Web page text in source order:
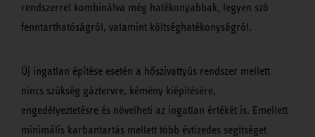
rendszerrel kombinálva még hatékonyabbak, legyen szó
fenntarthatóságról, valamint költséghatékonyságról.
Új ingatlan építése esetén a hőszivattyús rendszer mellett
nincs szükség gáztervre, kémény kiépítésére,
engedélyeztetésre és növelheti az ingatlan értékét is. Emellett
minimális karbantartás mellett több évtizedes segítséget